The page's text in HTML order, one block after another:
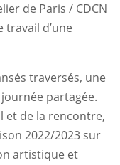
de Paris / CDCN
d’une
traversés, une
partagée.
et de la rencontre,
2022/2023 sur
artistique et